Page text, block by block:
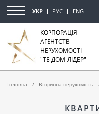
УКР РУС ENG
КОРПОРАЦІЯ
АГЕНТСТВ
НЕРУХОМОСТІ
"ТВ ДОМ-ЛІДЕР"
Головна Вторинна нерухомість